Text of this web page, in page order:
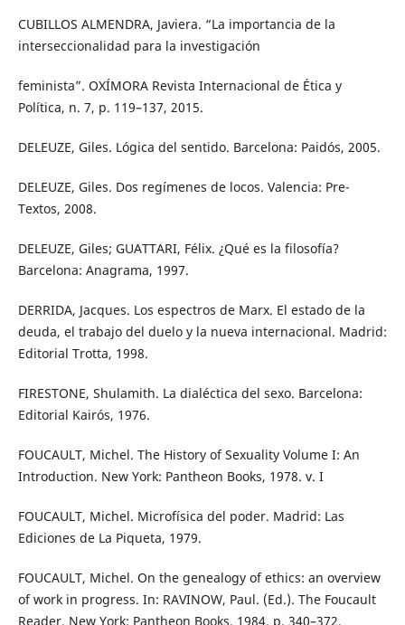
CUBILLOS ALMENDRA, Javiera. “La importancia de la
interseccionalidad para la investigación
feminista”. OXÍMORA Revista Internacional de Ética y
Política, n. 7, p. 119–137, 2015.
DELEUZE, Giles. Lógica del sentido. Barcelona: Paidós, 2005.
DELEUZE, Giles. Dos regímenes de locos. Valencia: Pre-
Textos, 2008.
DELEUZE, Giles; GUATTARI, Félix. ¿Qué es la filosofía?
Barcelona: Anagrama, 1997.
DERRIDA, Jacques. Los espectros de Marx. El estado de la
deuda, el trabajo del duelo y la nueva internacional. Madrid:
Editorial Trotta, 1998.
FIRESTONE, Shulamith. La dialéctica del sexo. Barcelona:
Editorial Kairós, 1976.
FOUCAULT, Michel. The History of Sexuality Volume I: An
Introduction. New York: Pantheon Books, 1978. v. I
FOUCAULT, Michel. Microfísica del poder. Madrid: Las
Ediciones de La Piqueta, 1979.
FOUCAULT, Michel. On the genealogy of ethics: an overview
of work in progress. In: RAVINOW, Paul. (Ed.). The Foucault
Reader. New York: Pantheon Books, 1984. p. 340–372.